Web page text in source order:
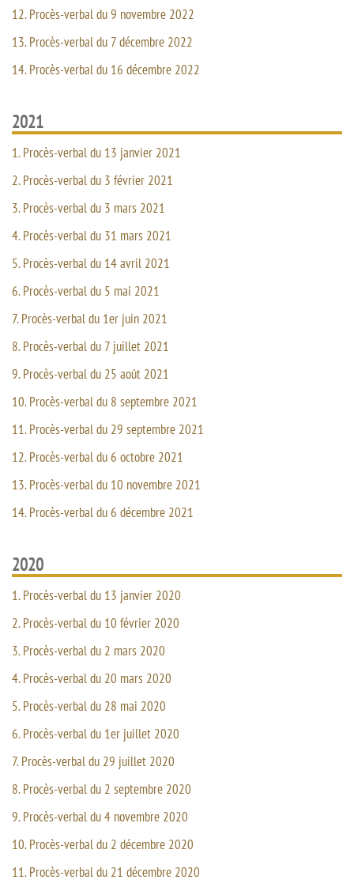
12. Procès-verbal du 9 novembre 2022
13. Procès-verbal du 7 décembre 2022
14. Procès-verbal du 16 décembre 2022
2021
1. Procès-verbal du 13 janvier 2021
2. Procès-verbal du 3 février 2021
3. Procès-verbal du 3 mars 2021
4. Procès-verbal du 31 mars 2021
5. Procès-verbal du 14 avril 2021
6. Procès-verbal du 5 mai 2021
7. Procès-verbal du 1er juin 2021
8. Procès-verbal du 7 juillet 2021
9. Procès-verbal du 25 août 2021
10. Procès-verbal du 8 septembre 2021
11. Procès-verbal du 29 septembre 2021
12. Procès-verbal du 6 octobre 2021
13. Procès-verbal du 10 novembre 2021
14. Procès-verbal du 6 décembre 2021
2020
1. Procès-verbal du 13 janvier 2020
2. Procès-verbal du 10 février 2020
3. Procès-verbal du 2 mars 2020
4. Procès-verbal du 20 mars 2020
5. Procès-verbal du 28 mai 2020
6. Procès-verbal du 1er juillet 2020
7. Procès-verbal du 29 juillet 2020
8. Procès-verbal du 2 septembre 2020
9. Procès-verbal du 4 novembre 2020
10. Procès-verbal du 2 décembre 2020
11. Procès-verbal du 21 décembre 2020